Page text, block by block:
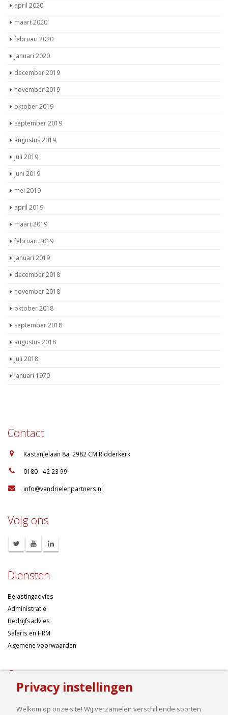
april 2020
maart 2020
februari 2020
januari 2020
december 2019
november 2019
oktober 2019
september 2019
augustus 2019
juli 2019
juni 2019
mei 2019
april 2019
maart 2019
februari 2019
januari 2019
december 2018
november 2018
oktober 2018
september 2018
augustus 2018
juli 2018
januari 1970
Contact
Kastanjelaan 8a, 2982 CM Ridderkerk
0180 - 42 23 99
info@vandrielenpartners.nl
Volg ons
Diensten
Belastingadvies
Administratie
Bedrijfsadvies
Salaris en HRM
Algemene voorwaarden
Over ons
Ondernemen betekent risico’s nemen, maar dan liefst wel zo
samengesteld mogelijk. Of u nu een onderneming wilt starten met een
Privacy instellingen
Welkom op onze site! Wij verzamelen verschillende soorten